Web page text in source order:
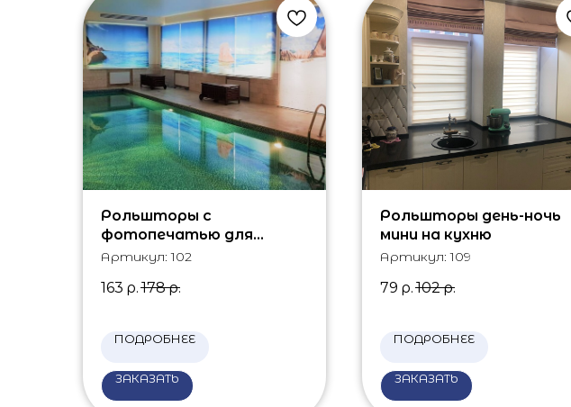
Рольшторы с
фотопечатью для
бассейна
Артикул:102
163 р. 178 р.
ПОДРОБНЕЕ
ЗАКАЗАТЬ
Рольшторы день-ночь
мини на кухню
Артикул:109
79 р. 102 р.
ПОДРОБНЕЕ
ЗАКАЗАТЬ